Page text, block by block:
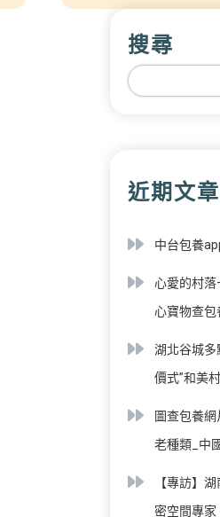
搜尋
近期文章
中台包養
心愛的村
心寶物查包
湖北谷城多
價式”和美
圖查包養
老種類_中
【專訪】
密空間專家